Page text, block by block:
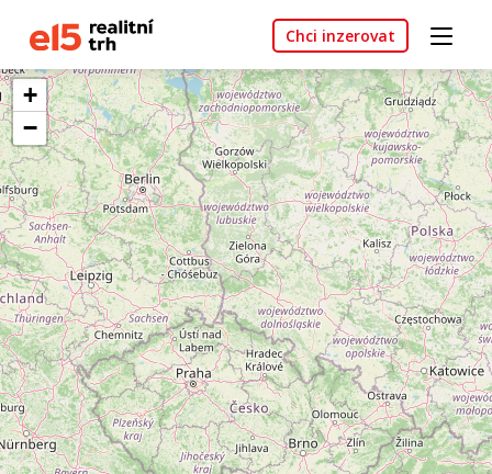
Chci inzerovat
+
−